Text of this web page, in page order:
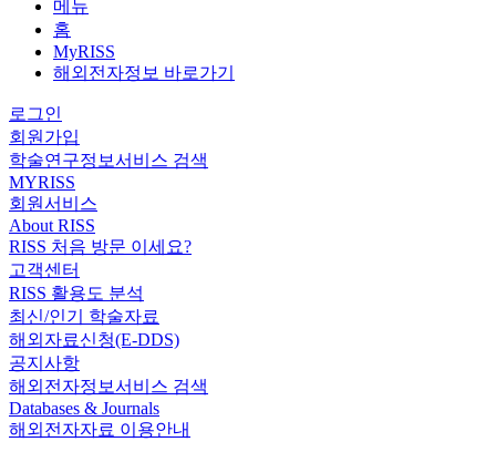
메뉴
홈
MyRISS
해외전자정보 바로가기
로그인
회원가입
학술연구정보서비스 검색
MYRISS
회원서비스
About RISS
RISS 처음 방문 이세요?
고객센터
RISS 활용도 분석
최신/인기 학술자료
해외자료신청(E-DDS)
공지사항
해외전자정보서비스 검색
Databases & Journals
해외전자자료 이용안내